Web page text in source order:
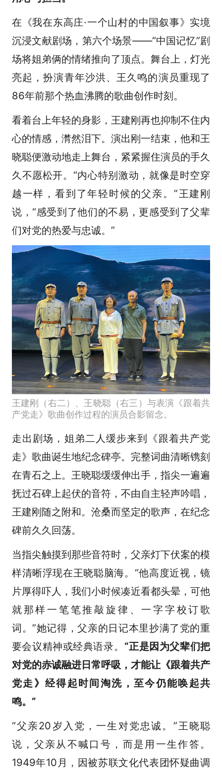
在《我在东高庄·一个山村的中国叙事》实境
沉浸文献剧场，第六个场景——“中国记忆”剧
场将姐弟俩的情绪推向了顶点。舞台上，灯光
亮起，扮演青年沙洪、王久鸣的演员重现了
86年前那个热血沸腾的歌曲创作时刻。
看着台上年轻的身影，王建刚再也抑制不住内
心的情感，潸然泪下。演出刚一结束，他和王
晓聪便激动地走上舞台，紧紧握住演员的手久
久不愿松开。“内心特别激动，就像是时空穿
越一样，看到了年轻时候的父亲。”王建刚
说，“感受到了他们的不易，更感受到了父辈
们对党的热爱与忠诚。”
王建刚（右二）、王晓聪（右三）与表演《跟着共
产党走》歌曲创作过程的演员合影留念。
走出剧场，姐弟二人缓步来到《跟着共产党
走》歌曲诞生地纪念碑亭。完整词曲清晰镌刻
在青石之上。王晓聪缓缓伸出手，指尖一遍遍
抚过石碑上起伏的音符，不由自主轻声吟唱，
王建刚随之附和。沧桑而坚定的歌声，在纪念
碑前久久回荡。
当指尖触摸到那些音符时，父亲灯下伏案的模
样清晰浮现在王晓聪脑海。“他高度近视，镜
片厚得吓人，我们小时候凑近看都头晕，可他
就那样一笔笔推敲旋律、一字字校订歌
词。”她记得，父亲的日记本里抄满了党的重
要会议精神或经典语录‌。 “正是因为父辈们把
对党的赤诚融进日常呼吸，才能让《跟着共产
党走》经得起时间淘洗，至今仍能唤起共
鸣。”
“父亲20岁入党，一生对党忠诚。”王晓聪
说，父亲从不喊口号，而是用一生作答。
1949年10月，因被苏联文化代表团怀疑曲调